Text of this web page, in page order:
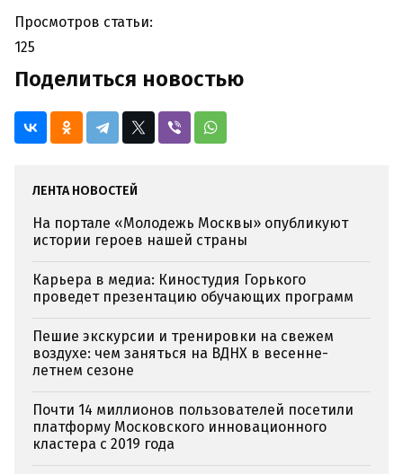
Просмотров статьи:
125
Поделиться новостью
ЛЕНТА НОВОСТЕЙ
На портале «Молодежь Москвы» опубликуют
истории героев нашей страны
Карьера в медиа: Киностудия Горького
проведет презентацию обучающих программ
Пешие экскурсии и тренировки на свежем
воздухе: чем заняться на ВДНХ в весенне-
летнем сезоне
Почти 14 миллионов пользователей посетили
платформу Московского инновационного
кластера с 2019 года